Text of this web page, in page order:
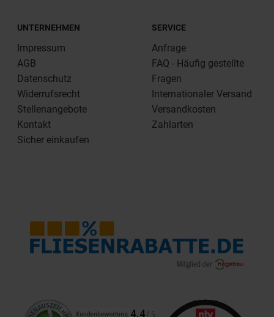
UNTERNEHMEN
Impressum
AGB
Datenschutz
Widerrufsrecht
Stellenangebote
Kontakt
Sicher einkaufen
SERVICE
Anfrage
FAQ - Häufig gestellte
Fragen
Internationaler Versand
Versandkosten
Zahlarten